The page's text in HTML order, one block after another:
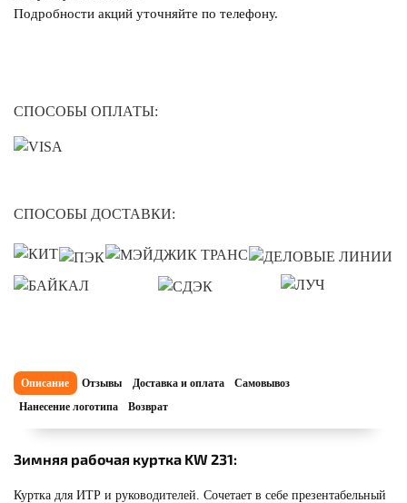
Подробности акций уточняйте по телефону.
СПОСОБЫ ОПЛАТЫ:
СПОСОБЫ ДОСТАВКИ:
Описание Отзывы Доставка и оплата
Самовывоз
Нанесение логотипа
Возврат
Зимняя рабочая куртка KW 231:
Куртка для ИТР и руководителей. Сочетает в себе презентабельный